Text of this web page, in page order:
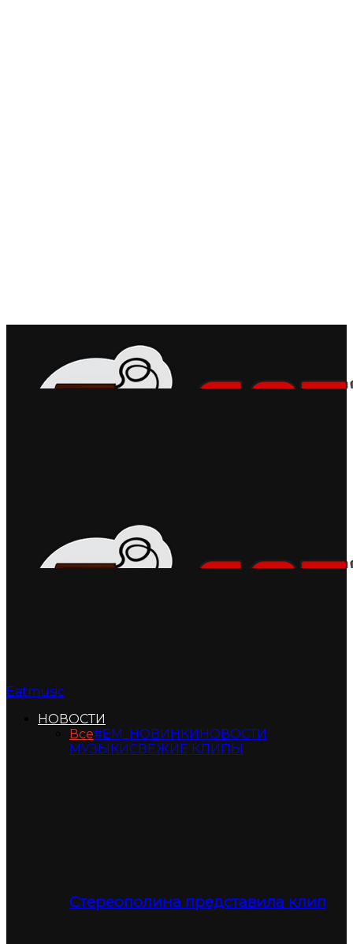
Eatmusic
НОВОСТИ
Все#ЕМ_НОВИНКИНОВОСТИ
МУЗЫКИСВЕЖИЕ КЛИПЫ
Стереополина представила клип